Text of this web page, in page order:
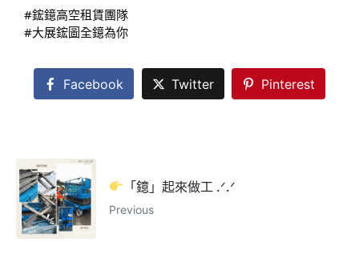
#鋐鐿高空租賃團隊
#大展鋐圖全鐿為你
Facebook Twitter Pinterest
「鐿」起來做工 .ᐟ.ᐟ
Previous